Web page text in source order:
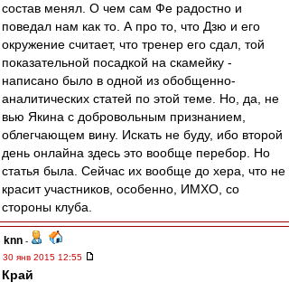
состав менял. О чем сам Фе радостно и
поведал нам как то. А про то, что Дзю и его
окружение считает, что тренер его сдал, той
показательной посадкой на скамейку -
написано было в одной из обобщенно-
аналитических статей по этой теме. Но, да, не
вью Якина с добровольным признанием,
облегчающем вину. Искать не буду, ибо второй
день онлайна здесь это вообще перебор. Но
статья была. Сейчас их вообще до хера, что не
красит участников, особенно, ИМХО, со
стороны клуба.
knn -
30 янв 2015 12:55
Край